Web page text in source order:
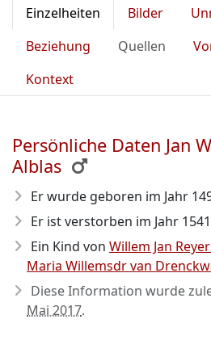
Einzelheiten Bilder
Beziehung
Quellen
Kontext
Persönliche Daten Jan
Alblas
Er wurde geboren im Jahr
Er ist verstorben im Jahr 1541
Ein Kind von Willem Jan
Maria Willemsdr van
Diese Information wurde
Mai 2017.